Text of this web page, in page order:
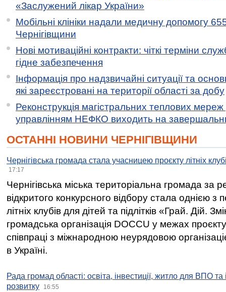
«Заслужений лікар України»
Мобільні клініки надали медичну допомогу
Чернігівщини
Нові мотиваційні контракти: чіткі терміни
гідне забезпечення
Інформація про надзвичайні ситуації та
які зареєстровані на території області за добу
Реконструкція магістральних теплових мереж
управлінням НЕФКО виходить на
ОСТАННІ НОВИНИ ЧЕРНІГІВЩИНИ
Чернігівська громада стала учасницею проєкту літніх
17:17
Чернігівська міська територіальна громада за
відкритого конкурсного відбору стала однією
літніх клубів для дітей та підлітків «Грай. Дій.
громадська організація DOCCU у межах
співпраці з міжнародною неурядовою
в Україні.
Рада громад області: освіта, інвестиції, житло для ВПО
розвитку
16:55